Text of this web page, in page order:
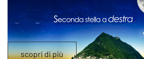
scopri di più